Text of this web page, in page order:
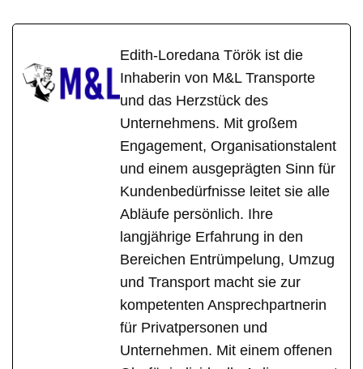
Edith-Loredana Török ist die
Inhaberin von M&L Transporte
und das Herzstück des
Unternehmens. Mit großem
Engagement, Organisationstalent
und einem ausgeprägten Sinn für
Kundenbedürfnisse leitet sie alle
Abläufe persönlich. Ihre
langjährige Erfahrung in den
Bereichen Entrümpelung, Umzug
und Transport macht sie zur
kompetenten Ansprechpartnerin
für Privatpersonen und
Unternehmen. Mit einem offenen